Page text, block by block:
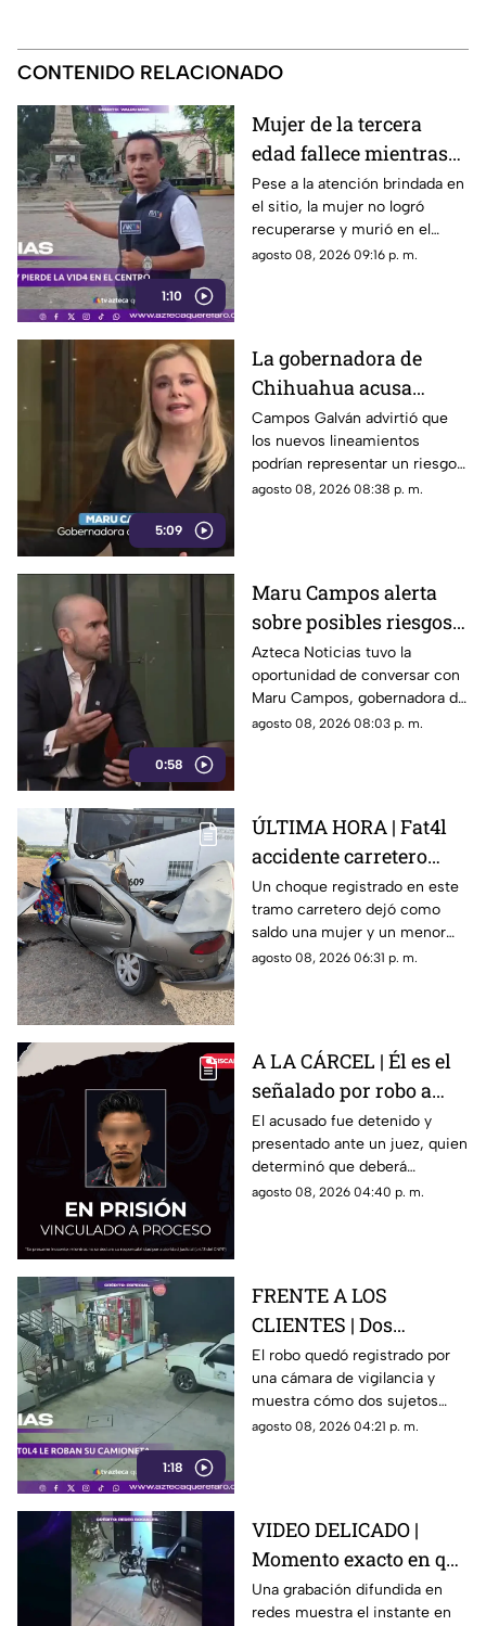
CONTENIDO RELACIONADO
1:10
Mujer de la tercera
edad fallece mientras
caminaba por el Centro
de Querétaro
Pese a la atención brindada en
el sitio, la mujer no logró
recuperarse y murió en el
lugar.
agosto 08, 2026 09:16 p. m.
5:09
La gobernadora de
Chihuahua acusa
posible censura
impulsada desde el
Gobierno Federal
Campos Galván advirtió que
los nuevos lineamientos
podrían representar un riesgo
para la libertad de expresión
agosto 08, 2026 08:38 p. m.
0:58
Maru Campos alerta
sobre posibles riesgos
para la libertad de
expresión
Azteca Noticias tuvo la
oportunidad de conversar con
Maru Campos, gobernadora de
Chihuahua, quien habló sobre
para la libertad de expresión
agosto 08, 2026 08:03 p. m.
ÚLTIMA HORA | Fat4l
accidente carretero
deja una mujer y un
niño mu3rtos en San
Juan del Río
Un choque registrado en este
tramo carretero dejó como
saldo una mujer y un menor
sin vida, además de una
agosto 08, 2026 06:31 p. m.
A LA CÁRCEL | Él es el
señalado por robo a
una casa en Santa Rosa
Jáuregui
El acusado fue detenido y
presentado ante un juez, quien
determinó que deberá
permanecer en prisión
agosto 08, 2026 04:40 p. m.
1:18
FRENTE A LOS
CLIENTES | Dos
hombres enc4ñonan a
conductor y se llevan
su camioneta
El robo quedó registrado por
una cámara de vigilancia y
muestra cómo dos sujetos
obligaron a un conductor y a
agosto 08, 2026 04:21 p. m.
VIDEO DELICADO |
Momento exacto en que
camioneta atropella a
un perro y conductor
Una grabación difundida en
redes muestra el instante en